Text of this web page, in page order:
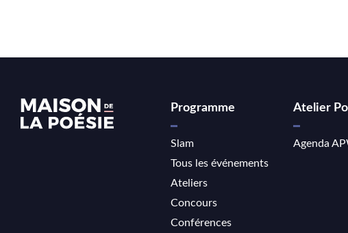
Programme
Slam
Tous les événements
Ateliers
Concours
Conférences
Atelier
Agenda